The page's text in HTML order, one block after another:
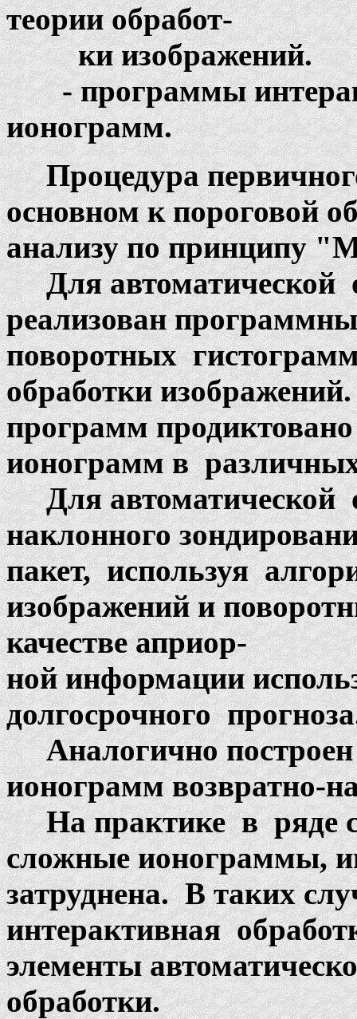
теории обработ-
ки изображений.
- программы
ионограмм.
Процедура
основном к пороговой
анализу по принципу
Для автоматической
реализован
поворотных
обработки
программ
ионограмм в
Для автоматической
наклонного
пакет, используя
изображений и
качестве априор-
ной информации
долгосрочного
Аналогично построен
ионограмм возвратно-
На практике в ряде
сложные ионограммы,
затруднена. В таких
интерактивная
элементы
обработки.